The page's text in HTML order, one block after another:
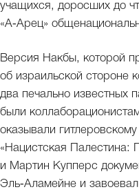
учащихся, доросших до
«А‑Арец»
Версия Накбы, которой
об израильской стороне
два печально известных
были
оказывали
«Нацистская Палестина:
и Мартин Купперс
Эль‑Аламейне и